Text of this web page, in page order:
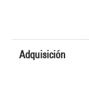
Adquisición